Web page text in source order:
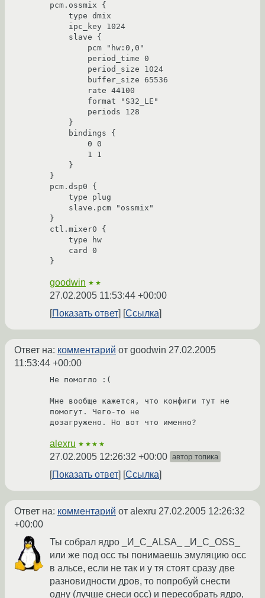
pcm.ossmix {
}
pcm.dsp0 {
}
ctl.mixer0 {
goodwin ★★
27.02.2005 11:53:44 +00:00
Показать ответ
Ссылка
Ответ на: комментарий от goodwin 27.02.2005
11:53:44 +00:00
Не помогло :(
Мне вообще кажется, что конфиги тут не
помогут. Чего-то не
дозагружено. Но вот что именно?
alexru ★★★★
27.02.2005 12:26:32 +00:00 автор топика
Показать ответ Ссылка
Ответ на: комментарий от alexru 27.02.2005 12:26:32
+00:00
Ты собрал ядро _И_С_ALSA_ _И_С_OSS_
или же под осс ты понимаешь эмуляцию осс
в альсе, если не так и у тя стоят сразу две
разновидности дров, то попробуй снести
одну (лучше снеси осс) и пересобрать ядро,